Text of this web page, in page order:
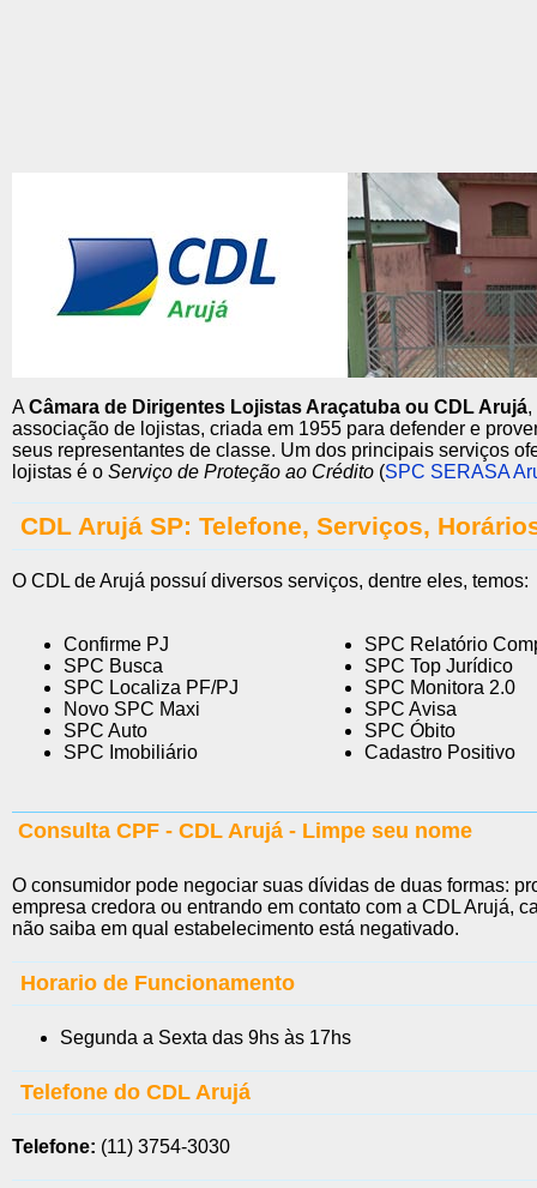
ACâmara de Dirigentes Lojistas Araçatuba ou CDL Arujá,
associação de lojistas, criada em 1955 para defender e
seus representantes de classe. Um dos principais serviços
lojistas é o Serviço de Proteção ao Crédito (SPC SERASA
CDL Arujá SP: Telefone, Serviços,
O CDL de Arujá possuí diversos serviços, dentre eles, temos:
Confirme PJ
SPC Busca
SPC Localiza PF/PJ
Novo SPC Maxi
SPC Auto
SPC Imobiliário
SPC Relatório
SPC Top Jurídico
SPC Monitora 2.0
SPC Avisa
SPC Óbito
Cadastro Positivo
Consulta CPF - CDL Arujá - Limpe seu nome
O consumidor pode negociar suas dívidas de duas formas:
empresa credora ou entrando em contato com a CDL Arujá,
não saiba em qual estabelecimento está negativado.
Horario de Funcionamento
Segunda a Sexta das 9hs às 17hs
Telefone do CDL Arujá
Telefone: (11) 3754-3030